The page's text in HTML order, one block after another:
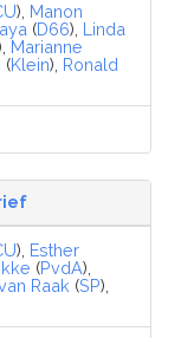
), Manon
(D66), Linda
Marianne
(Klein), Ronald
), Esther
(PvdA),
Raak (SP),